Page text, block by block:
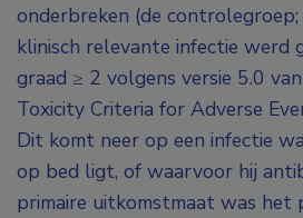
onderbreken (de
klinisch relevante infectie werd
graad ≥ 2 volgens versie 5.0
Toxicity Criteria for Adverse
Dit komt neer op een infectie
op bed ligt, of waarvoor hij
primaire uitkomstmaat was het